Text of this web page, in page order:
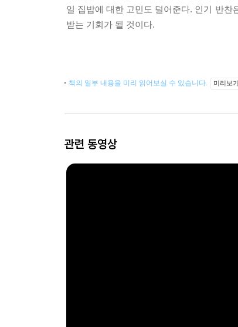
일 집밥에 대한 고민도 덜어준다. 인기 반
받는 기회가 될 것이다.
책의 일부 내용을 미리 읽어보실 수 있습니다. 미리보기
관련 동영상